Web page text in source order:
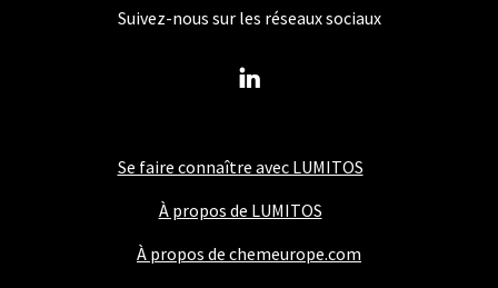
Se faire connaître avec LUMITOS
À propos de LUMITOS
À propos de chemeurope.com
Suivez-nous sur les réseaux sociaux